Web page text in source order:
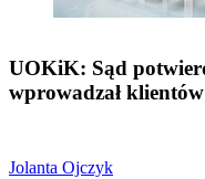
UOKiK: Sąd
wprowadzał
Jolanta Ojczyk